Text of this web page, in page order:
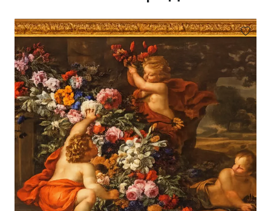
Происхождение:Частная европейская
коллекция. На обороте холста штампы
владельцев и аукционные номера.